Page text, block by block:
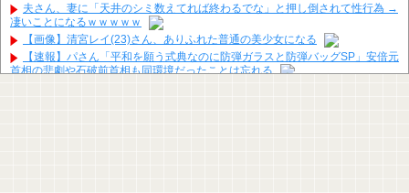
夫さん、妻に「天井のシミ数えてれば終わるでな」と押し倒されて性行為 →
凄いことになるｗｗｗｗｗ
【画像】清宮レイ(23)さん、ありふれた普通の美少女になる
【速報】パさん「平和を願う式典なのに防弾ガラスと防弾バッグSP」安倍元
首相の悲劇や石破前首相も同環境だったことは忘れる